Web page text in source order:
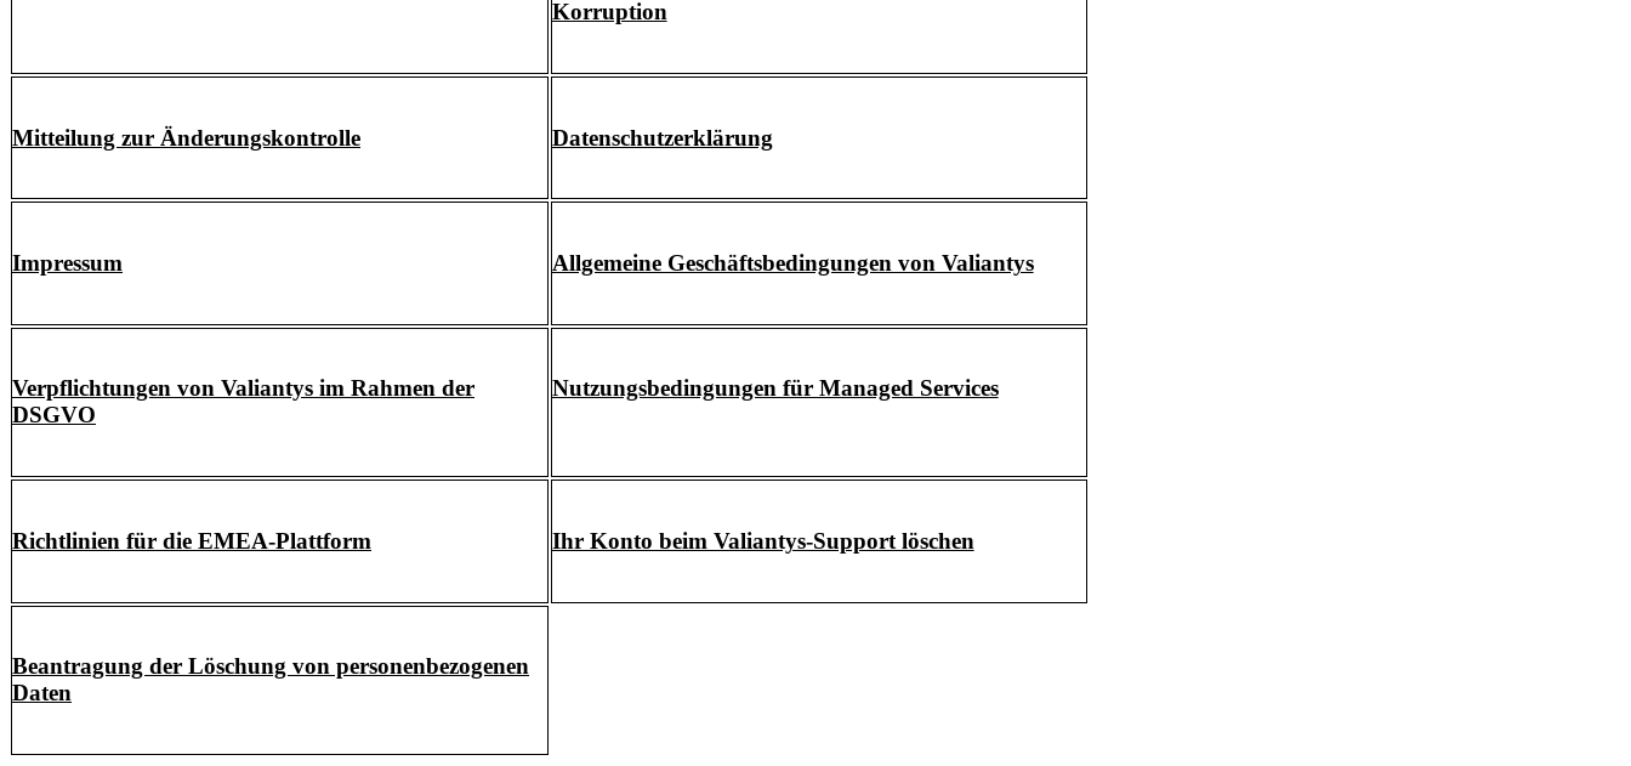
Korruption
Mitteilung zur Änderungskontrolle Datenschutzerklärung
Impressum Allgemeine Geschäftsbedingungen von Valiantys
Verpflichtungen von Valiantys im Rahmen der
DSGVO
Nutzungsbedingungen für Managed Services
Richtlinien für die EMEA-Plattform Ihr Konto beim Valiantys-Support löschen
Beantragung der Löschung von personenbezogenen
Daten